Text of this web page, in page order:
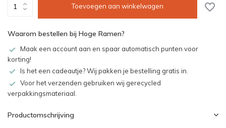
Toevoegen aan winkelwagen
Waarom bestellen bij Hoge Ramen?
Maak een account aan en spaar automatisch punten voor
korting!
Is het een cadeautje? Wij pakken je bestelling gratis in.
Voor het verzenden gebruiken wij gerecycled
verpakkingsmateriaal.
Productomschrijving